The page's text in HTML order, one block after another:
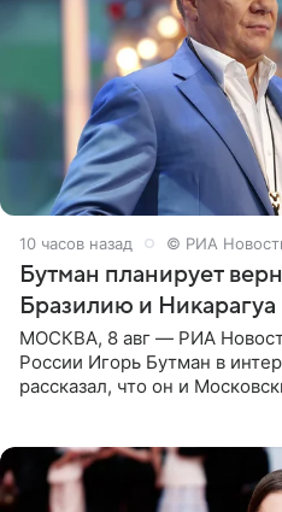
10 часов назад © РИА
Бутман планирует
Бразилию и Никарагуа
МОСКВА, 8 авг — РИА
России Игорь Бутман в
рассказал, что он и